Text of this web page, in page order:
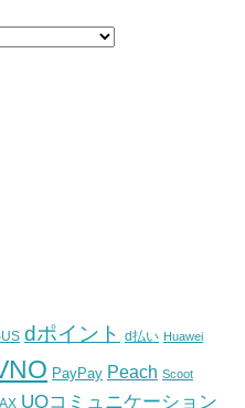
dポイント d払い Huawei
PayPay Peach Scoot
UQコミュニケーション